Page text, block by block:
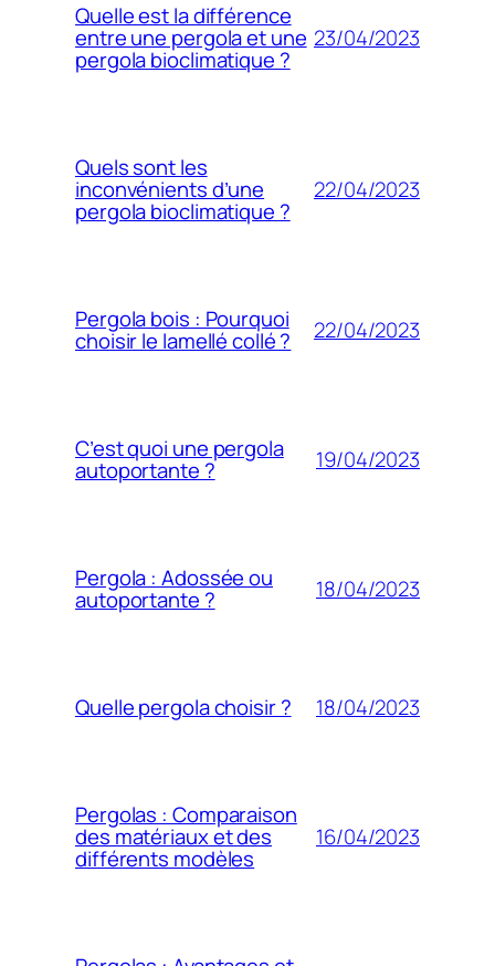
Quelle est la différence
entre une pergola et une
pergola bioclimatique ?
23/04/2023
Quels sont les
inconvénients d’une
pergola bioclimatique ?
22/04/2023
Pergola bois : Pourquoi
choisir le lamellé collé ? 22/04/2023
C’est quoi une pergola
autoportante ? 19/04/2023
Pergola : Adossée ou
autoportante ? 18/04/2023
Quelle pergola choisir ? 18/04/2023
Pergolas : Comparaison
des matériaux et des
différents modèles
16/04/2023